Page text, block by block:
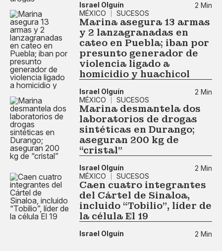
Israel Olguín
2 Min
MÉXICO
SUCESOS
Marina asegura 13 armas
y 2 lanzagranadas en
cateo en Puebla; iban por
presunto generador de
violencia ligado a
homicidio y huachicol
Israel Olguín
2 Min
MÉXICO
SUCESOS
Marina desmantela dos
laboratorios de drogas
sintéticas en Durango;
aseguran 200 kg de
“cristal”
Israel Olguín
2 Min
MÉXICO
SUCESOS
Caen cuatro integrantes
del Cártel de Sinaloa,
incluido “Tobilio”, líder de
la célula El 19
Israel Olguín 2 Min